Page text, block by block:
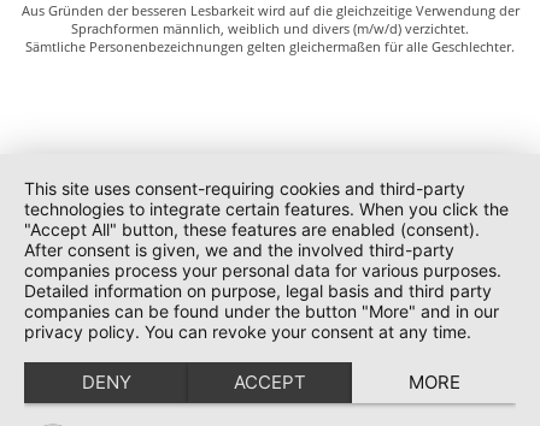
Aus Gründen der besseren Lesbarkeit wird auf die gleichzeitige Verwendung der
Sprachformen männlich, weiblich und divers (m/w/d) verzichtet.
Sämtliche Personenbezeichnungen gelten gleichermaßen für alle Geschlechter.
This site uses consent-requiring cookies and third-party
technologies to integrate certain features. When you click the
"Accept All" button, these features are enabled (consent).
After consent is given, we and the involved third-party
companies process your personal data for various purposes.
Detailed information on purpose, legal basis and third party
companies can be found under the button "More" and in our
privacy policy. You can revoke your consent at any time.
DENY ACCEPT MORE